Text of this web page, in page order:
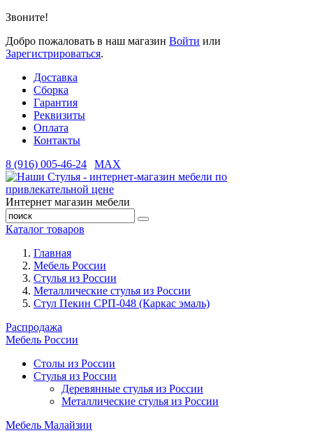
Звоните!
Добро пожаловать в наш магазин Войти или
Зарегистрироваться.
Доставка
Сборка
Гарантия
Реквизиты
Оплата
Контакты
8 (916) 005-46-24
MAX
Интернет магазин мебели
Каталог товаров
Главная
Мебель России
Стулья из России
Металлические стулья из России
Стул Пекин СРП-048 (Каркас эмаль)
Распродажа
Мебель России
Столы из России
Стулья из России
Деревянные стулья из России
Металлические стулья из России
Мебель Малайзии